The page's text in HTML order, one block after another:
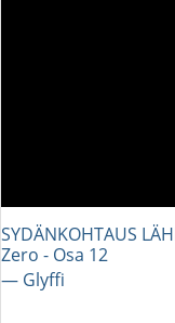
SYDÄNKOHTAUS
Zero - Osa 12
― Glyffi